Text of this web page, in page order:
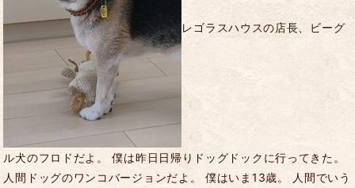
レゴラスハウスの店長、ビーグ
ル犬のフロドだよ。 僕は昨日日帰りドッグドックに行ってきた。
人間ドッグのワンコバージョンだよ。 僕はいま13歳。 人間でいう